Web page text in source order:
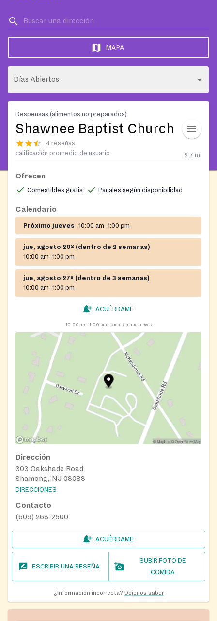
MAPA
Días Abiertos
Despensas (alimentos no preparados)
Shawnee Baptist Church
4 reseñas
calificación promedio de usuario
2.7 mi
Ofrecen
Comestibles gratis Pañales según disponibilidad
Calendario
Próximo jueves 10:00 am–1:00 pm
jue, agosto 20º (dentro de 2 semanas)
10:00 am–1:00 pm
jue, agosto 27º (dentro de 3 semanas)
10:00 am–1:00 pm
ACUÉRDAME
10:00 am–1:00 pm cada semana jueves
Dirección
303 Oakshade Road
Shamong, NJ 08088
DIRECCIONES
Contacto
(609) 268-2500
ACUÉRDAME
ESCRIBIR UNA RESEÑA
SUBIR FOTO DE
COMIDA
¿Información incorrecta? Déjenos saber